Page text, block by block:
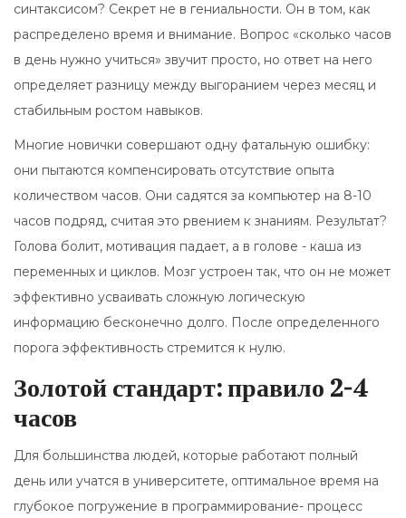
синтаксисом? Секрет не в гениальности. Он в том, как
распределено время и внимание. Вопрос «сколько часов
в день нужно учиться» звучит просто, но ответ на него
определяет разницу между выгоранием через месяц и
стабильным ростом навыков.
Многие новички совершают одну фатальную ошибку:
они пытаются компенсировать отсутствие опыта
количеством часов. Они садятся за компьютер на 8-10
часов подряд, считая это рвением к знаниям. Результат?
Голова болит, мотивация падает, а в голове - каша из
переменных и циклов. Мозг устроен так, что он не может
эффективно усваивать сложную логическую
информацию бесконечно долго. После определенного
порога эффективность стремится к нулю.
Золотой стандарт: правило 2-4
часов
Для большинства людей, которые работают полный
день или учатся в университете, оптимальное время на
глубокое погружение в программирование- процесс